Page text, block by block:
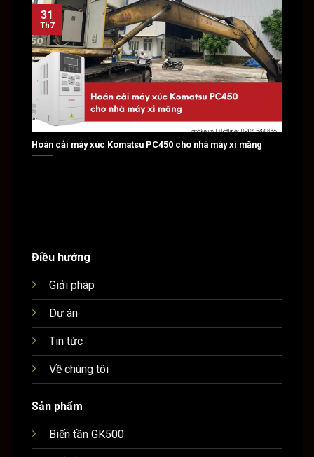
Điều hướng
Giải pháp
Dự án
Tin tức
Về chúng tôi
Sản phẩm
Biến tần GK500
Hoán cải máy xúc Komatsu PC450 cho nhà máy xi măng
31
Th7